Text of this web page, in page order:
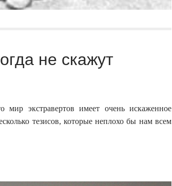
не скажут
мир экстравертов имеет очень искаженное
тезисов, которые неплохо бы нам всем